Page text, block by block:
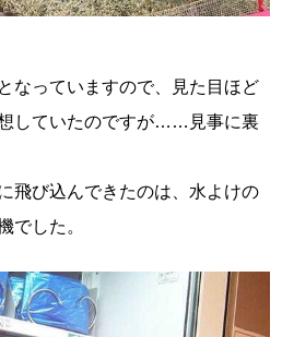
なっていますので、見た目ほど
していたのですが……見事に裏
飛び込んできたのは、水よけの
でした。